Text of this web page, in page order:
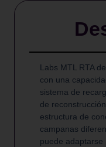
Labs MTL RTA
con una
sistema de
de
estructura de
campanas
puede adaptarse